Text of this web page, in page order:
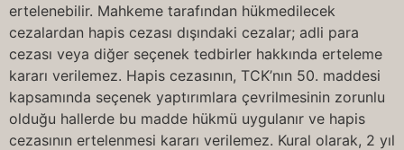
ertelenebilir. Mahkeme tarafından hükmedilecek
cezalardan hapis cezası dışındaki cezalar; adli para
cezası veya diğer seçenek tedbirler hakkında erteleme
kararı verilemez. Hapis cezasının, TCK’nın 50. maddesi
kapsamında seçenek yaptırımlara çevrilmesinin zorunlu
olduğu hallerde bu madde hükmü uygulanır ve hapis
cezasının ertelenmesi kararı verilemez. Kural olarak, 2 yıl